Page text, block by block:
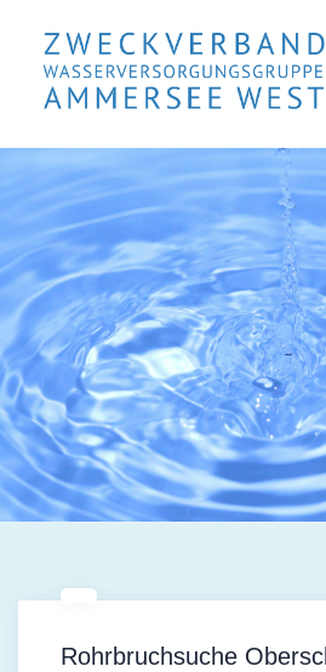
Rohrbruchsuche